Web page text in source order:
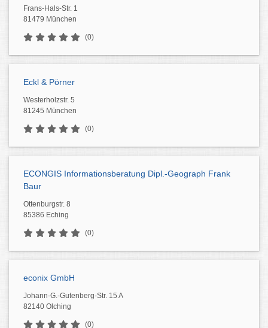
Frans-Hals-Str. 1
81479 München
(0)
Eckl & Pörner
Westerholzstr. 5
81245 München
(0)
ECONGIS Informationsberatung Dipl.-Geograph Frank
Baur
Ottenburgstr. 8
85386 Eching
(0)
econix GmbH
Johann-G.-Gutenberg-Str. 15 A
82140 Olching
(0)